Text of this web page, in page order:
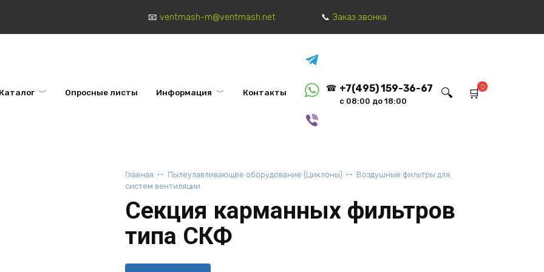
ventmash-m@ventmash.net Заказ звонка
Каталог Опросные листы Информация Контакты +7(495) 159-36-67
с 08:00 до 18:00
0
Главная Пылеулавливающее оборудование (Циклоны)
Воздушные фильтры для
систем вентиляции
Секция карманных фильтров
типа СКФ